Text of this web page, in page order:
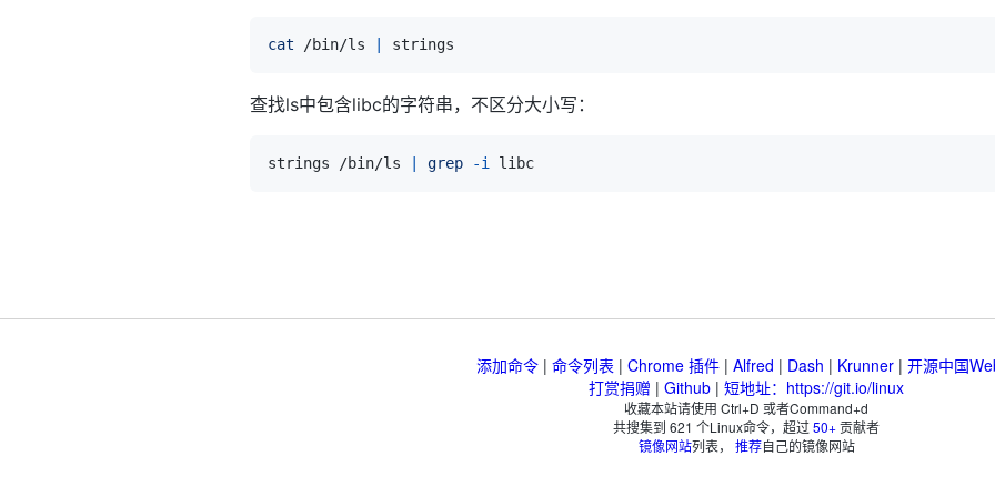
cat /bin/ls
查找ls中包含libc的字符串，不区分大小写：
strings /bin/ls grep -i
添加命令| 命令列表 | Chrome 插件| Alfred | Dash | Krunner| 开源中国
打赏捐赠 | Github | 短地址：https://git.io/linux
收藏本站请使用 Ctrl+D 或者Command+d
共搜集到 621 个Linux命令，超过50+贡献者
镜像网站列表， 推荐自己的镜像网站